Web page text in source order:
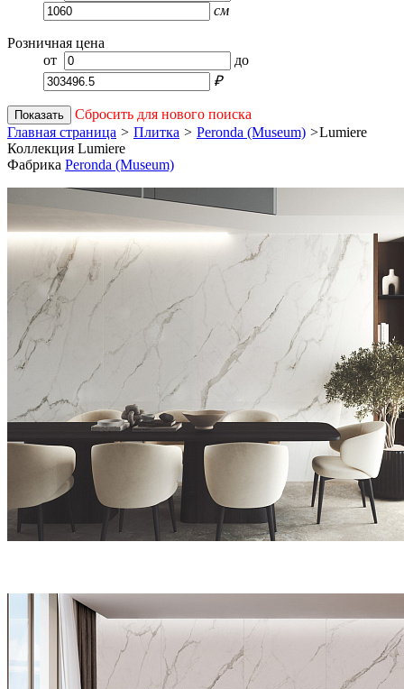
см
Розничная цена
от
до
₽
Показать
Сбросить для нового поиска
Главная страница > Плитка > Peronda (Museum) >Lumiere
Коллекция Lumiere
Фабрика Peronda (Museum)